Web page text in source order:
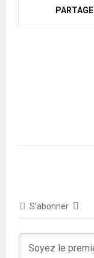
S’abonner